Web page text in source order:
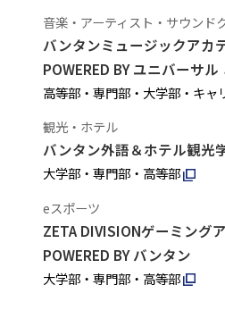
音楽・アーティスト・サウンド
バンタンミュージックアカ
POWERED BY ユニバーサ
高等部・専門部・大学部・キャ
観光・ホテル
バンタン外語＆ホテル観光
大学部・専門部・高等部
eスポーツ
ZETA DIVISIONゲーミング
POWERED BY バンタン
大学部・専門部・高等部